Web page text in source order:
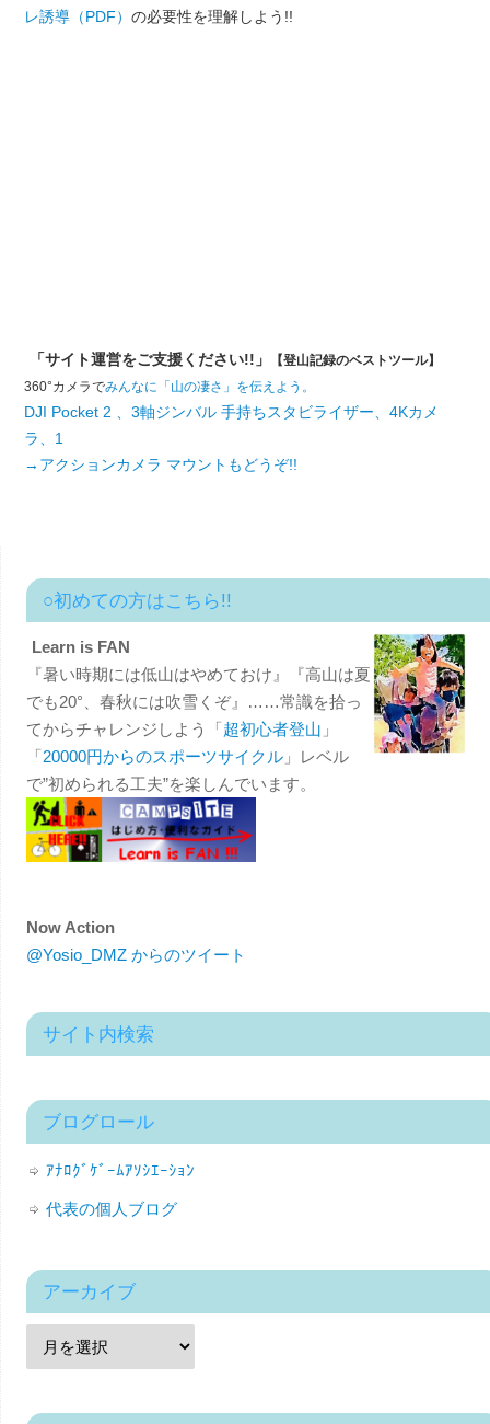
レ誘導（PDF） の必要性を理解しよう!!
「サイト運営をご支援ください!!」
【登山記録のベストツール】
360°カメラでみんなに「山の凄さ」を伝えよう。
DJI Pocket 2 、3軸ジンバル 手持ちスタビライザー、4Kカメ
ラ、1
→アクションカメラ マウントもどうぞ!!
○初めての方はこちら!!
Learn is FAN
『暑い時期には低山はやめておけ』『高山は夏
でも20°、春秋には吹雪くぞ』……常識を拾っ
てからチャレンジしよう「超初心者登山 」
「20000円からのスポーツサイクル」レベル
で”初められる工夫”を楽しんでいます。
Now Action
@Yosio_DMZ からのツイート
サイト内検索
ブログロール
ｱﾅﾛｸﾞｹﾞｰﾑｱｿｼｴｰｼｮﾝ
代表の個人ブログ
アーカイブ